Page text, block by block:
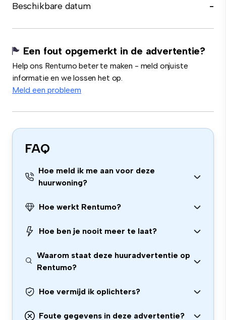
Beschikbare datum
-
Een fout opgemerkt in de advertentie?
Help ons Rentumo beter te maken - meld onjuiste
informatie en we lossen het op.
Meld een probleem
FAQ
Hoe meld ik me aan voor deze
huurwoning?
Hoe werkt Rentumo?
Hoe ben je nooit meer te laat?
Waarom staat deze huuradvertentie op
Rentumo?
Hoe vermijd ik oplichters?
Foute gegevens in deze advertentie?